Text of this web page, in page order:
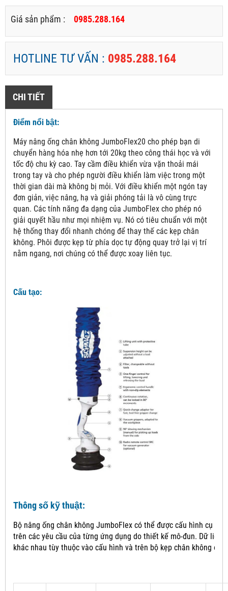
Giá sản phẩm : 0985.288.164
HOTLINE TƯ VẤN : 0985.288.164
CHI TIẾT
Điểm nổi bật:
Máy nâng ống chân không JumboFlex20 cho phép bạn di
chuyển hàng hóa nhẹ hơn tới 20kg theo công thái học và với
tốc độ chu kỳ cao. Tay cầm điều khiển vừa vặn thoải mái
trong tay và cho phép người điều khiển làm việc trong một
thời gian dài mà không bị mỏi. Với điều khiển một ngón tay
đơn giản, việc nâng, hạ và giải phóng tải là vô cùng trực
quan. Các tính năng đa dạng của JumboFlex cho phép nó
giải quyết hầu như mọi nhiệm vụ. Nó có tiêu chuẩn với một
hệ thống thay đổi nhanh chóng để thay thế các kẹp chân
không. Phôi được kẹp từ phía dọc tự động quay trở lại vị trí
nằm ngang, nơi chúng có thể được xoay liên tục.
Cấu tạo:
Thông số kỹ thuật:
Bộ nâng ống chân không JumboFlex có thể được cấu hình cụ thể
trên các yêu cầu của từng ứng dụng do thiết kế mô-đun. Dữ liệu
khác nhau tùy thuộc vào cấu hình và trên bộ kẹp chân không